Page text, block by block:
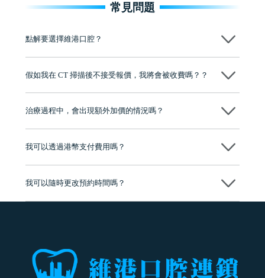
常見問題
點解要選擇維港口腔？
牌」、「2025香港企業領袖品牌」，是諾貝爾種植系統全球放心植牙中
至今已服務超過三十個國家和地區的顧客，受到粵港澳大灣區及周邊城
市市民極高的口碑評價及信任推薦 珠海、深圳設有八大分院，香港亦設
有咨詢及服務保障中心，有任何問題都可以隨時預約免費咨詢，讓人十
假如我在 CT 掃描後不接受報價，我將會被收費嗎？？
不會！只要未開始實際服務之前，你不會被收取任何費用。
治療過程中，會出現額外加價的情況嗎？
我可以透過港幣支付費用嗎？
我可以隨時更改預約時間嗎？